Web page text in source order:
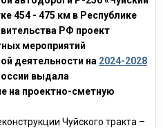
454 - 475 км в Республике
РФ проект
мероприятий
деятельности на 2024-2028
выдала
на проектно-сметную
Чуйского тракта –